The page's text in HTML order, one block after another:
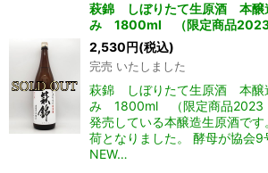
萩錦 しぼりたて生原酒 本
み 1800ml （限定商品2023
2,530円(税込)
完売 いたしました
萩錦 しぼりたて生原酒 本
み 1800ml （限定商品2023
発売している本醸造生原酒です
荷となりました。 酵母が協会9
NEW…